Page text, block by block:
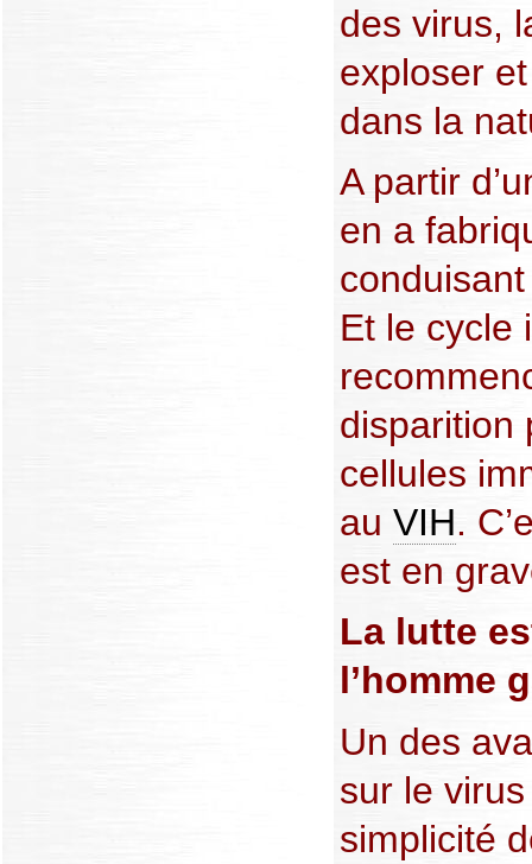
des virus,
exploser
dans la
A partir
en a
Et le cycle
disparition
cellules
au VIH.
est en
La lutte
l’homme
Un des
sur le
simplicité